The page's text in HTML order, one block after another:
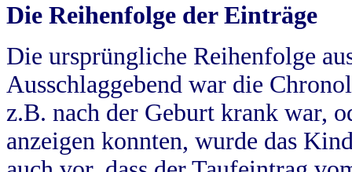
Die Reihenfolge der Einträge
Die ursprüngliche Reihenfolge
Ausschlaggebend war die
z.B. nach der Geburt krank war,
anzeigen konnten, wurde das